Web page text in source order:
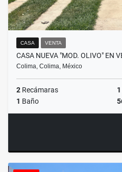
CASA VENTA
CASA NUEVA "MOD. OLIVO" EN
Colima, Colima, México
2 Recámaras 1
1 Baño